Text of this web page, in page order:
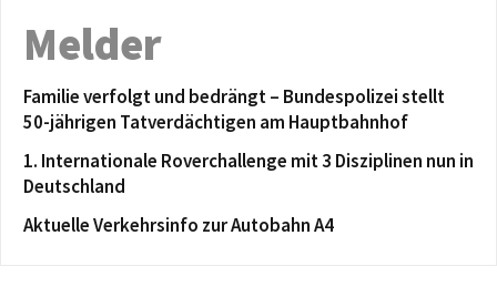
Melder
Familie verfolgt und bedrängt – Bundespolizei stellt
50-jährigen Tatverdächtigen am Hauptbahnhof
1. Internationale Roverchallenge mit 3 Disziplinen nun in
Deutschland
Aktuelle Verkehrsinfo zur Autobahn A4